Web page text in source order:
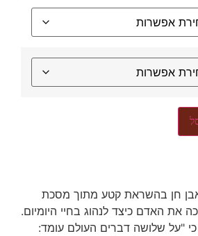
חן בהשראת קטע מתוך מסכת
את האדם כיצד לנהוג בחיי היומיום.
"על שלושה דברים העולם עומד: